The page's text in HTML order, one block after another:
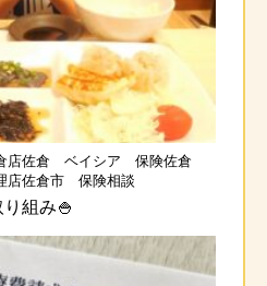
店佐倉 ベイシア 保険佐倉
店佐倉市 保険相談
組み🍚